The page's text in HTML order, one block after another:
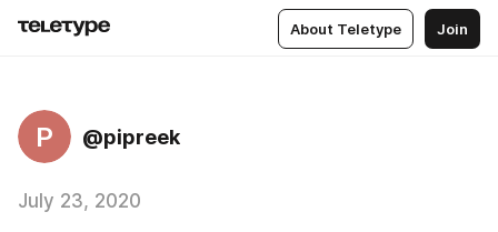
About Teletype Join
P @pipreek
July 23, 2020